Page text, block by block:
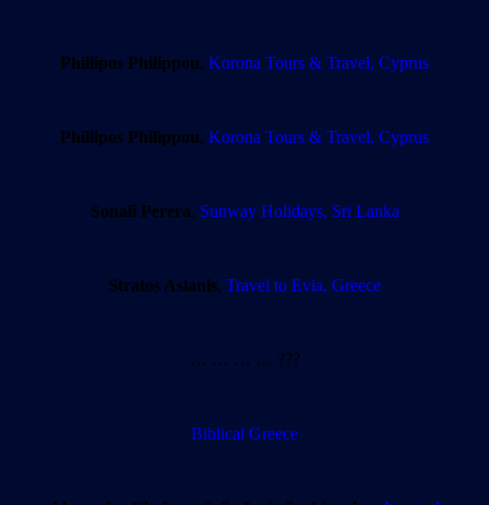
Phillipos Philippou, Korona Tours & Travel, Cyprus
Phillipos Philippou, Korona Tours & Travel, Cyprus
Sonali Perera, Sunway Holidays, Sri Lanka
Stratos Aslanis, Travel to Evia, Greece
… … … … ???
Biblical Greece